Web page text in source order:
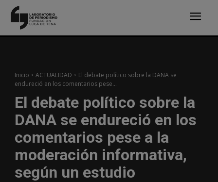
Inicio ACTUALIDAD
El debate político sobre la DANA se
endureció en los comentarios pese...
El debate político sobre la
DANA se endureció en los
comentarios pese a la
moderación informativa,
según un estudio